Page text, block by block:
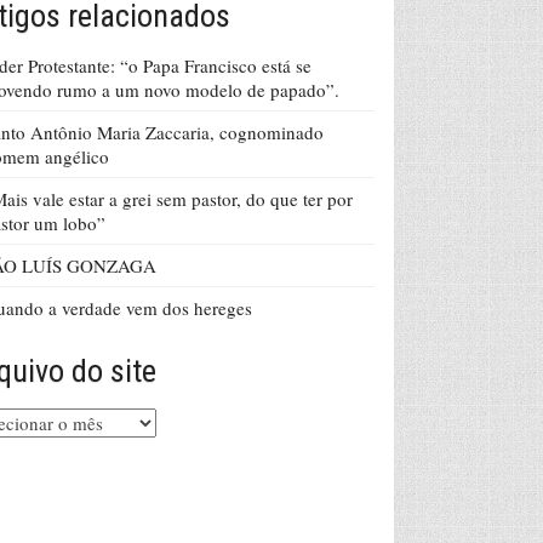
relacionados
Protestante: “o Papa Francisco está se
rumo a um novo modelo de papado”.
Antônio Maria Zaccaria, cognominado
angélico
vale estar a grei sem pastor, do que ter por
um lobo”
LUÍS GONZAGA
a verdade vem dos hereges
do site